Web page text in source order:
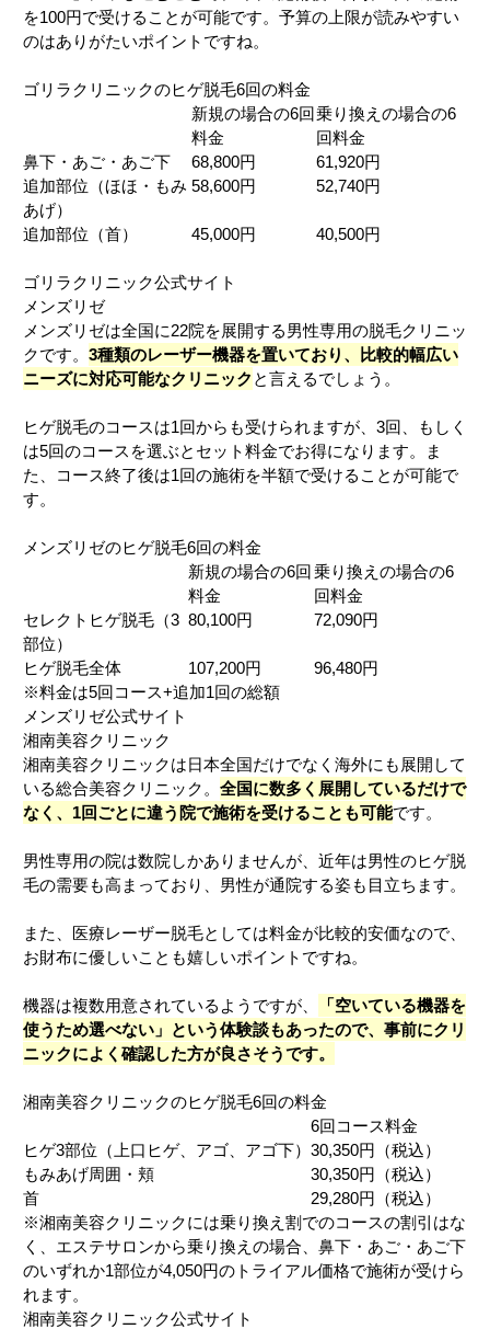
を100円で受けることが可能です。予算の上限が読みやすい
のはありがたいポイントですね。
ゴリラクリニックのヒゲ脱毛6回の料金
新規の場合の6回
料金
乗り換えの場合の6
回料金
鼻下・あご・あご下
68,800円
61,920円
追加部位（ほほ・もみ
あげ）
58,600円 52,740円
追加部位（首） 45,000円 40,500円
ゴリラクリニック公式サイト
メンズリゼ
メンズリゼは全国に22院を展開する男性専用の脱毛クリニッ
クです。 3種類のレーザー機器を置いており、比較的幅広い
ニーズに対応可能なクリニック と言えるでしょう。
ヒゲ脱毛のコースは1回からも受けられますが、3回、もしく
は5回のコースを選ぶとセット料金でお得になります。ま
た、コース終了後は1回の施術を半額で受けることが可能で
す。
メンズリゼのヒゲ脱毛6回の料金
新規の場合の6回
料金
乗り換えの場合の6
回料金
セレクトヒゲ脱毛（3
部位）
80,100円 72,090円
ヒゲ脱毛全体 107,200円
96,480円
※料金は5回コース+追加1回の総額
メンズリゼ公式サイト
湘南美容クリニック
湘南美容クリニックは日本全国だけでなく海外にも展開して
いる総合美容クリニック。 全国に数多く展開しているだけで
なく、1回ごとに違う院で施術を受けることも可能です。
男性専用の院は数院しかありませんが、近年は男性のヒゲ脱
毛の需要も高まっており、男性が通院する姿も目立ちます。
また、医療レーザー脱毛としては料金が比較的安価なので、
お財布に優しいことも嬉しいポイントですね。
機器は複数用意されているようですが、 「空いている機器を
使うため選べない」という体験談もあったので、事前にクリ
ニックによく確認した方が良さそうです。
湘南美容クリニックのヒゲ脱毛6回の料金
6回コース料金
ヒゲ3部位（上口ヒゲ、アゴ、アゴ下） 30,350円（税込）
もみあげ周囲・頬
30,350円（税込）
首
29,280円（税込）
※湘南美容クリニックには乗り換え割でのコースの割引はな
く、エステサロンから乗り換えの場合、鼻下・あご・あご下
のいずれか1部位が4,050円のトライアル価格で施術が受けら
れます。
湘南美容クリニック公式サイト